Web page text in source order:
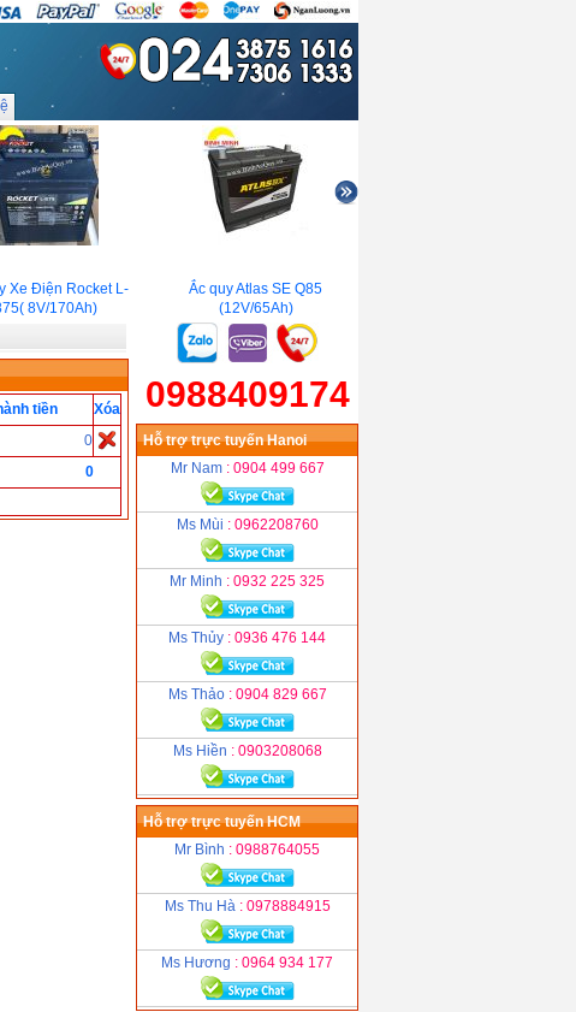
Xe Điện Rocket L-
8V/170Ah)
Ắc quy Atlas SE Q85
(12V/65Ah)
tiền
Xóa
0
0
0988409174
Hỗ trợ trực tuyến Hanoi
Mr Nam : 0904 499 667
Ms Mùi : 0962208760
Mr Minh : 0932 225 325
Ms Thủy : 0936 476 144
Ms Thảo : 0904 829 667
Ms Hiền : 0903208068
Hỗ trợ trực tuyến HCM
Mr Bình : 0988764055
Ms Thu Hà : 0978884915
Ms Hương : 0964 934 177